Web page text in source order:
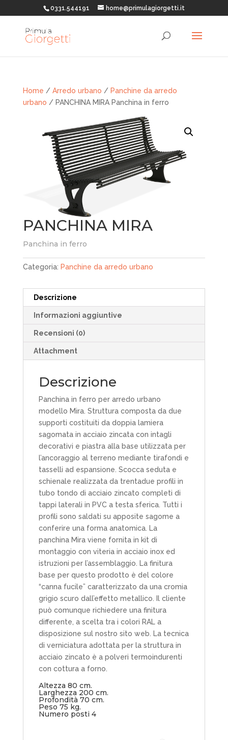
0331.544191 home@primulagiorgetti.it
Home / Arredo urbano / Panchine da arredo
urbano / PANCHINA MIRA Panchina in ferro
PANCHINA MIRA
Panchina in ferro
Categoria: Panchine da arredo urbano
Descrizione
Informazioni aggiuntive
Recensioni (0)
Attachment
Descrizione
Panchina in ferro per arredo urbano
modello Mira. Struttura composta da due
supporti costituiti da doppia lamiera
sagomata in acciaio zincata con intagli
decorativi e piastra alla base utilizzata per
l’ancoraggio al terreno mediante tirafondi e
tasselli ad espansione. Scocca seduta e
schienale realizzata da trentadue profili in
tubo tondo di acciaio zincato completi di
tappi laterali in PVC a testa sferica. Tutti i
profili sono saldati su apposite sagome a
conferire una forma anatomica. La
panchina Mira viene fornita in kit di
montaggio con viteria in acciaio inox ed
istruzioni per l’assemblaggio. La finitura
base per questo prodotto è del colore
“canna fucile” caratterizzato da una cromia
grigio scuro dall’effetto metallico. Il cliente
può comunque richiedere una finitura
differente, a scelta tra i colori RAL a
disposizione sul nostro sito web. La tecnica
di verniciatura adottata per la struttura in
acciaio zincato è a polveri termoindurenti
con cottura a forno.
Altezza 80 cm.
Larghezza 200 cm.
Profondità 70 cm.
Peso 75 kg.
Numero posti 4